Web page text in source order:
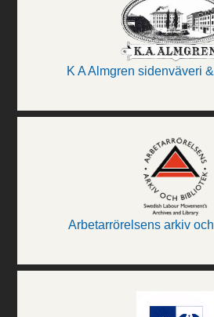
K A Almgren sidenväveri
Arbetarrörelsens arkiv